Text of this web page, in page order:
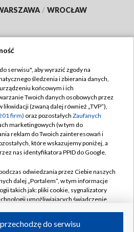
/ WROCŁAW
TVP
TVP
prywatności
Moje zgody
Pomoc
Kontakt
Kanały
serwisu", aby wyrazić zgody na
śledzenia i zbierania danych,
końcowym i ich
Twoich danych osobowych przez
likwidacji (zwaną dalej również „TVP”),
firm) oraz pozostałych Zaufanych
marketingowych (w tym do
reklam do Twoich zainteresowań i
które wskazujemy poniżej, a
nas identyfikatora PPID do Google.
odwiedzania przez Ciebie naszych
dalej „Portalem”, w tym informacje
takich jak: pliki cookie, sygnalizatory
umożliwiających świadczenie
do serwisu